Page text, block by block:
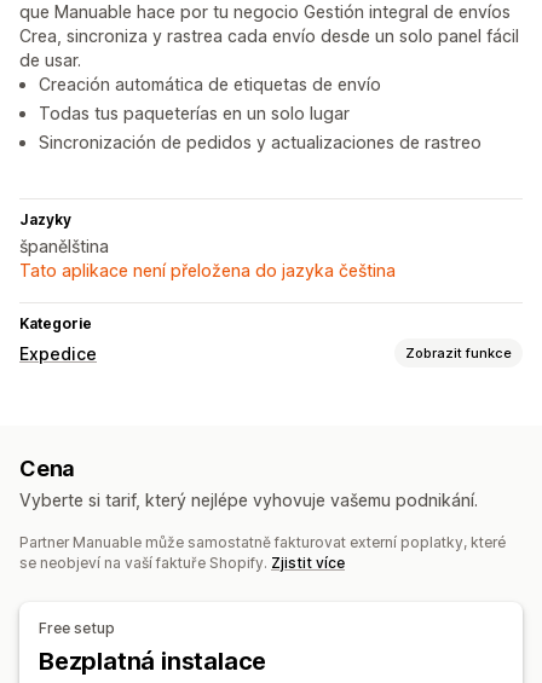
que Manuable hace por tu negocio Gestión integral de envíos
Crea, sincroniza y rastrea cada envío desde un solo panel fácil
de usar.
Creación automática de etiquetas de envío
Todas tus paqueterías en un solo lugar
Sincronización de pedidos y actualizaciones de rastreo
Jazyky
španělština
Tato aplikace není přeložena do jazyka čeština
Kategorie
Expedice Zobrazit funkce
Cena
Vyberte si tarif, který nejlépe vyhovuje vašemu podnikání.
Partner Manuable může samostatně fakturovat externí poplatky, které
se neobjeví na vaší faktuře Shopify. Zjistit více
Free setup
Bezplatná instalace